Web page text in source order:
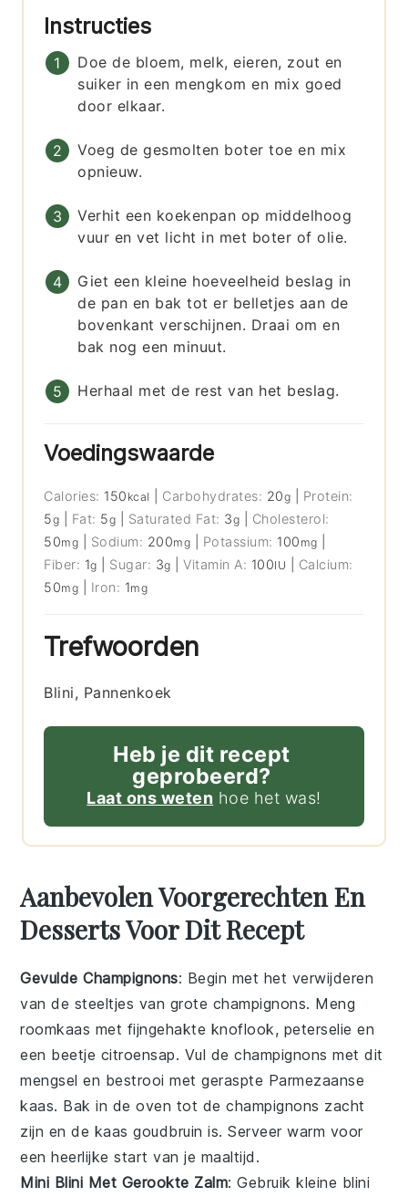
Instructies
Doe de bloem, melk, eieren, zout en
suiker in een mengkom en mix goed
door elkaar.
Voeg de gesmolten boter toe en mix
opnieuw.
Verhit een koekenpan op middelhoog
vuur en vet licht in met boter of olie.
Giet een kleine hoeveelheid beslag in
de pan en bak tot er belletjes aan de
bovenkant verschijnen. Draai om en
bak nog een minuut.
Herhaal met de rest van het beslag.
Voedingswaarde
Calories: 150 kcal Carbohydrates: 20g
Protein:
5g Fat: 5g Saturated Fat: 3g
Cholesterol:
50mg Sodium: 200mg Potassium: 100 mg
Fiber: 1g Sugar: 3g |Vitamin A: 100IU
Calcium:
50mg Iron: 1mg
Trefwoorden
Blini, Pannenkoek
Heb je dit recept
geprobeerd?
Laat ons weten hoe het was!
Aanbevolen Voorgerechten En
Desserts Voor Dit Recept
Gevulde Champignons: Begin met het verwijderen
van de steeltjes van grote champignons. Meng
roomkaas met fijngehakte knoflook, peterselie en
een beetje citroensap. Vul de champignons met dit
mengsel en bestrooi met geraspte Parmezaanse
kaas. Bak in de oven tot de champignons zacht
zijn en de kaas goudbruin is. Serveer warm voor
een heerlijke start van je maaltijd.
Mini Blini Met Gerookte Zalm: Gebruik kleine blini